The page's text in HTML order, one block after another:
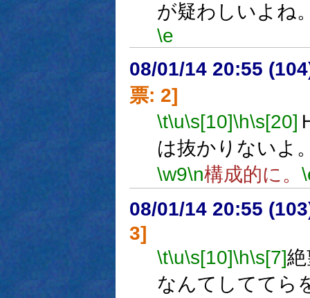
が疑わしいよね
\e
08/01/14 20:55
票: 2]
\t\u\s[10]\h\s[20]
は抜かりないよ
\w9\n構成的に。
08/01/14 20:55
3]
\t\u\s[10]\h\s[7]
なんてしててら